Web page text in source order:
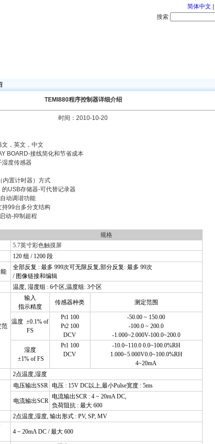
简体中文
搜索
TEMI880程序控制器详细介绍
时间：2010-10-20
，英文，中文
BOARD-接线简化和节省成本
湿度传感器
内置计时器）方式
USB存储器-可代替记录器
动调谐功能
99台多分支结构
动-抑制超程
规格
5.7英寸彩色触摸屏
120 组 / 1200 段
全部反复 : 最多 999次可无限反复,部分反复: 最多 99次
/ 图像链接和编辑
温度, 湿度组 : 6个区,温度组 : 3个区
范
输入
指示精度
传感器种类 测定范围
温度 ±0.1% of
FS
Pt1 100
Pt2 100
DCV
-50.00 ~ 150.00
-100.0 ~ 200.0
-1.000~2.000V-100.0~200.0
湿度
±1% of FS
Pt1 100
DCV
-10.0~110.0 0.0~100.0%RH
1.000~5.000V0.0~100.0%RH
4~20mA
2点温度,湿度
电压输出SSR 电压: 15V DC以上,最小Pulse宽度: 5ms
电流输出SCR
电流输出SCR : 4 ~ 20mA DC,
负荷阻抗: 最大600
2点温度,湿度, 输出形式: PV, SP, MV
4 ~ 20mA DC /最大600